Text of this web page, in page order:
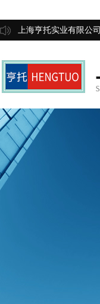
上海亨托实业有限公司